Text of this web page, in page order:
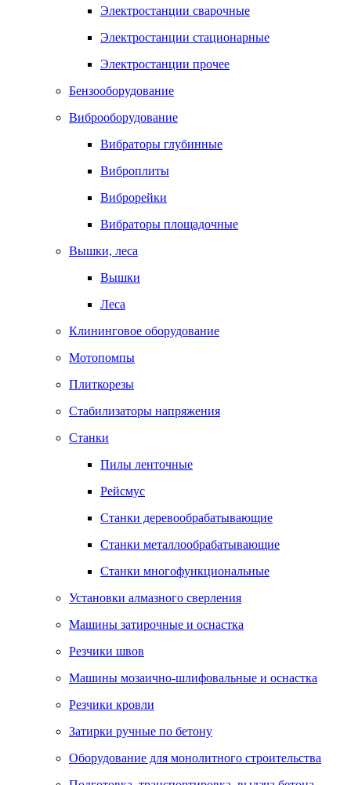
Электростанции сварочные
Электростанции стационарные
Электростанции прочее
Бензооборудование
Виброоборудование
Вибраторы глубинные
Виброплиты
Виброрейки
Вибраторы площадочные
Вышки, леса
Вышки
Леса
Клининговое оборудование
Мотопомпы
Плиткорезы
Стабилизаторы напряжения
Станки
Пилы ленточные
Рейсмус
Станки деревообрабатывающие
Станки металлообрабатывающие
Станки многофункциональные
Установки алмазного сверления
Машины затирочные и оснастка
Резчики швов
Машины мозаично-шлифовальные и оснастка
Резчики кровли
Затирки ручные по бетону
Оборудование для монолитного строительства